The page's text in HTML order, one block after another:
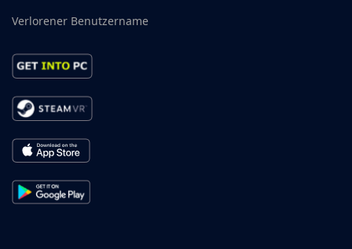
Verlorener Benutzername